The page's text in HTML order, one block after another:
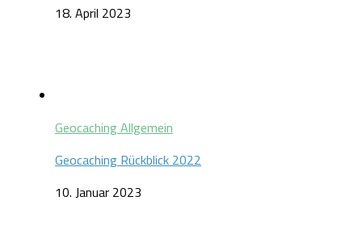
18. April 2023
Geocaching Allgemein
Geocaching Rückblick 2022
10. Januar 2023